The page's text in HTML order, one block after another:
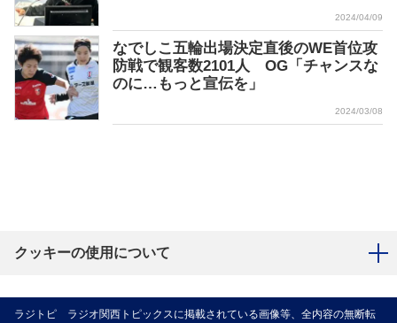
2024/04/09
なでしこ五輪出場決定直後のWE首位攻
防戦で観客数2101人 OG「チャンスな
のに…もっと宣伝を」
2024/03/08
クッキーの使用について
ラジトピ ラジオ関西トピックスに掲載されている画像等、全内容の無断転